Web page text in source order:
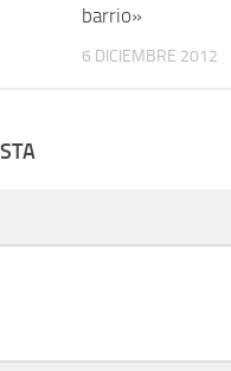
barrio»
6 DICIEMBRE 2012